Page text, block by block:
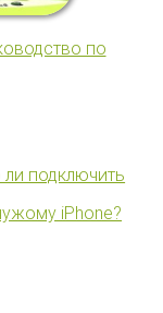
по
подключить
iPhone?